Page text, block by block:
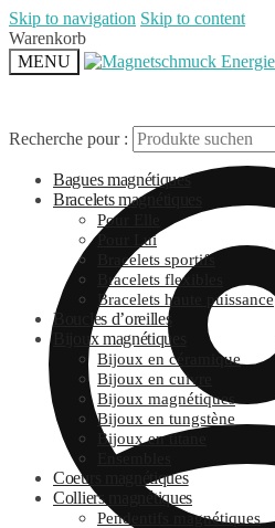
Skip to navigation Skip to content
Warenkorb
MENU
Recherche pour :
Bagues magnétiques
Bracelets magnétiques
Pour Elle
Pour Lui
Bracelets sportifs
Bracelets flexibles
Bracelets haute puissance
Boucles d’oreilles
Bijoux magnétiques
Bijoux en céramique
Bijoux en cuivre
Bijoux magnétiques
Bijoux en tungstène
Bijoux en titane
Ensembles
Coeurs magnétiques
Colliers magnétiques
Pendentifs magnétiques